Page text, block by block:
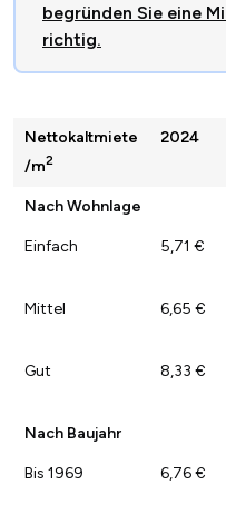
begründen Sie eine
richtig.
Nettokaltmiete
/m2
2024
Nach Wohnlage
Einfach 5,71 €
Mittel 6,65 €
Gut 8,33 €
Nach Baujahr
Bis 1969 6,76 €